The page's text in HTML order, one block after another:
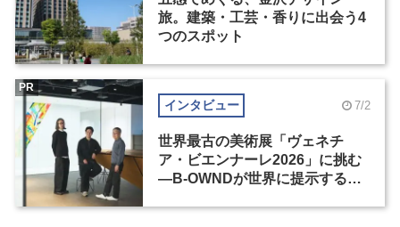
旅。建築・工芸・香りに出会う4
つのスポット
インタビュー 7/2
世界最古の美術展「ヴェネチ
ア・ビエンナーレ2026」に挑む
―B-OWNDが世界に提示する美
PR